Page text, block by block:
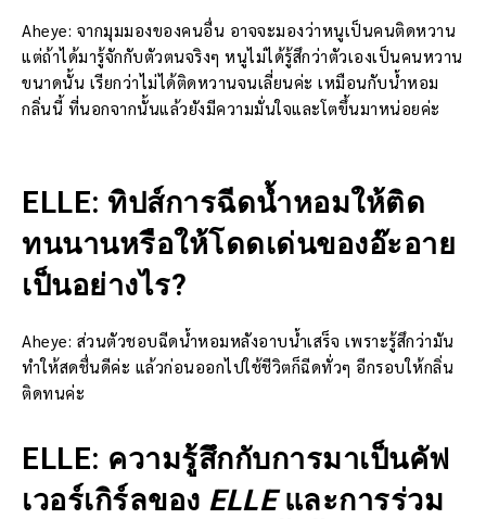
Aheye: จากมุมมองของคนอื่น อาจจะมองว่าหนูเป็นคนติดหวาน
แต่ถ้าได้มารู้จักกับตัวตนจริงๆ หนูไม่ได้รู้สึกว่าตัวเองเป็นคนหวาน
ขนาดนั้น เรียกว่าไม่ได้ติดหวานจนเลี่ยนค่ะ เหมือนกับน้ำหอม
กลิ่นนี้ ที่นอกจากนั้นแล้วยังมีความมั่นใจและโตขึ้นมาหน่อยค่ะ
ELLE: ทิปส์การฉีดน้ำหอมให้ติด
ทนนานหรือให้โดดเด่นของอ๊ะอาย
เป็นอย่างไร?
Aheye: ส่วนตัวชอบฉีดน้ำหอมหลังอาบน้ำเสร็จ เพราะรู้สึกว่ามัน
ทำให้สดชื่นดีค่ะ แล้วก่อนออกไปใช้ชีวิตก็ฉีดทั่วๆ อีกรอบให้กลิ่น
ติดทนค่ะ
ELLE: ความรู้สึกกับการมาเป็นคัฟ
เวอร์เกิร์ลของ ELLEและการร่วม